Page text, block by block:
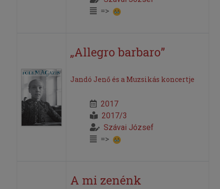
=>
„Allegro barbaro”
Jandó Jenő és a Muzsikás koncertje
2017
2017/3
Szávai József
=>
A mi zenénk